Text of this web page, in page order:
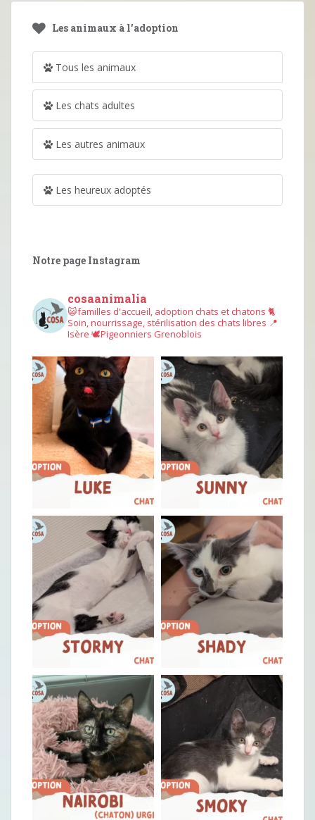
Les animaux à l’adoption
Tous les animaux
Les chats adultes
Les autres animaux
Les heureux adoptés
Notre page Instagram
cosaanimalia
😺familles d'accueil, adoption chats et chatons 🐈
Soin, nourrissage, stérilisation des chats libres 📍
Isère 🕊︎Pigeonniers Grenoblois